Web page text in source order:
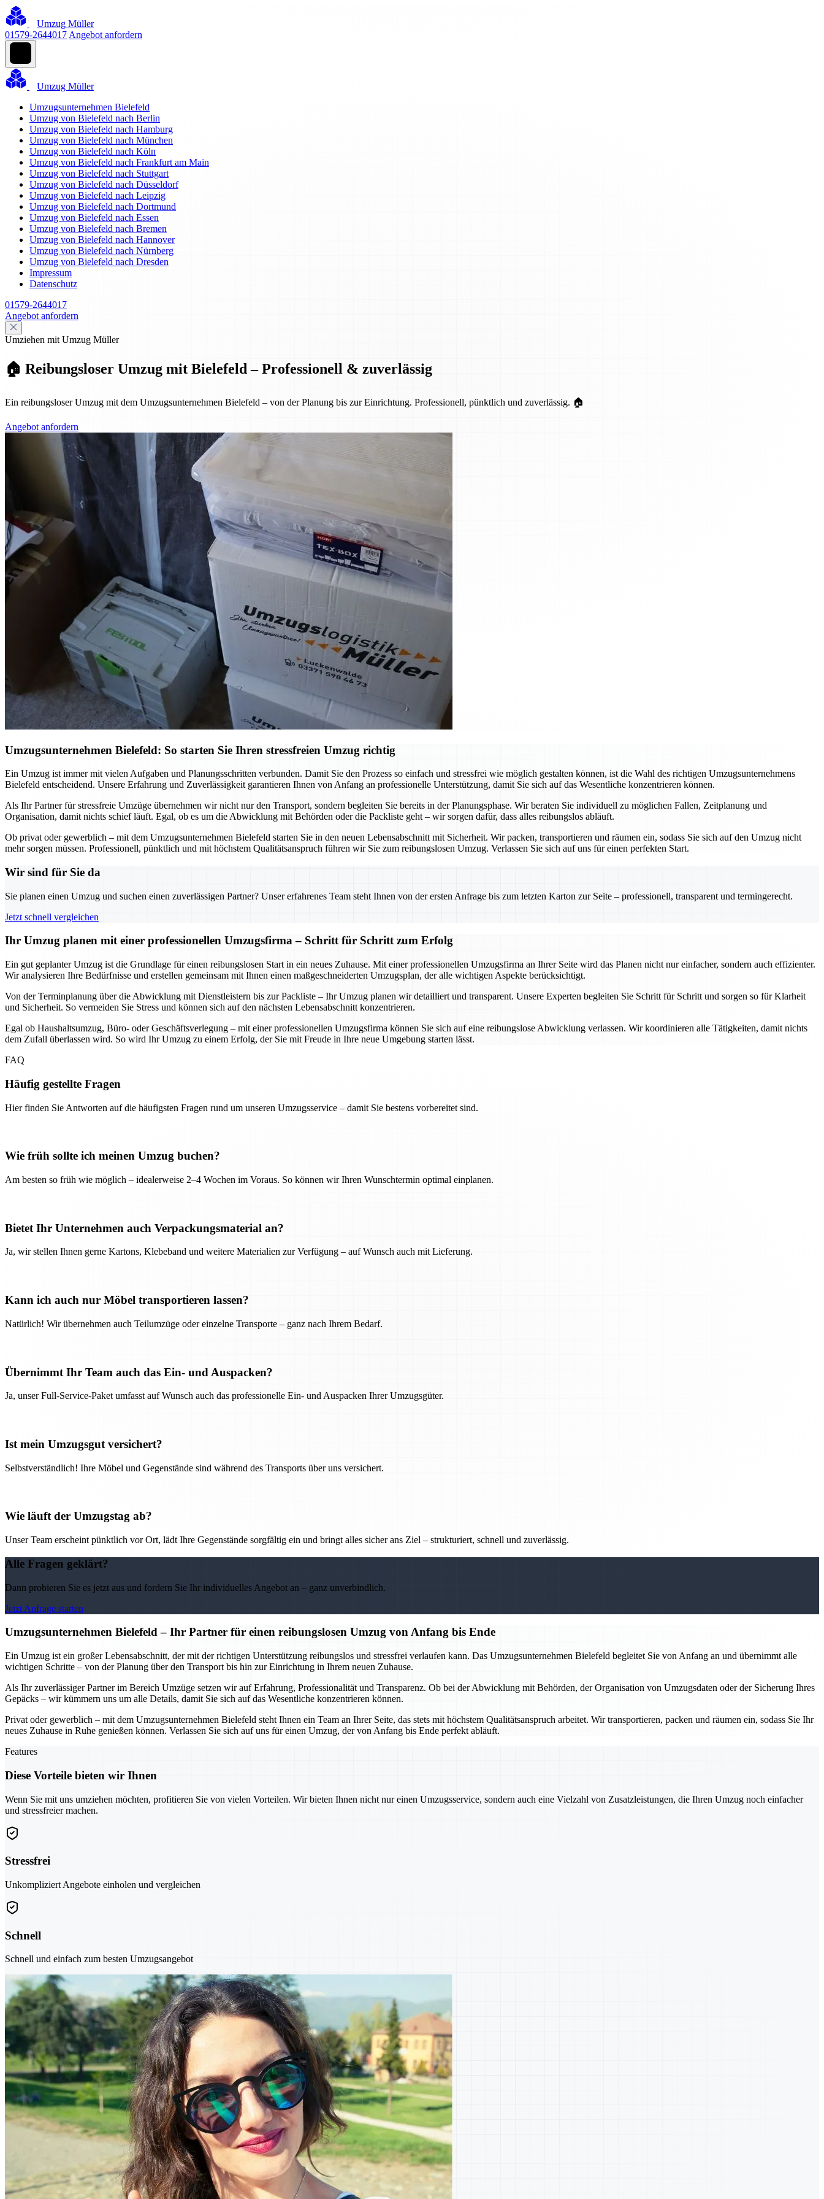
Umzug Müller
01579-2644017 Angebot anfordern
Umzug Müller
Umzugsunternehmen Bielefeld
Umzug von Bielefeld nach Berlin
Umzug von Bielefeld nach Hamburg
Umzug von Bielefeld nach München
Umzug von Bielefeld nach Köln
Umzug von Bielefeld nach Frankfurt am Main
Umzug von Bielefeld nach Stuttgart
Umzug von Bielefeld nach Düsseldorf
Umzug von Bielefeld nach Leipzig
Umzug von Bielefeld nach Dortmund
Umzug von Bielefeld nach Essen
Umzug von Bielefeld nach Bremen
Umzug von Bielefeld nach Hannover
Umzug von Bielefeld nach Nürnberg
Umzug von Bielefeld nach Dresden
Impressum
Datenschutz
01579-2644017
Angebot anfordern
Umziehen mit Umzug Müller
🏠 Reibungsloser Umzug mit Bielefeld – Professionell & zuverlässig
Ein reibungsloser Umzug mit dem Umzugsunternehmen Bielefeld – von der Planung bis zur Einrichtung. Professionell, pünktlich und zuverlässig. 🏠
Angebot anfordern
Umzugsunternehmen Bielefeld: So starten Sie Ihren stressfreien Umzug richtig
Ein Umzug ist immer mit vielen Aufgaben und Planungsschritten verbunden. Damit Sie den Prozess so einfach und stressfrei wie möglich gestalten können, ist die Wahl des richtigen Umzugsunternehmens
Bielefeld entscheidend. Unsere Erfahrung und Zuverlässigkeit garantieren Ihnen von Anfang an professionelle Unterstützung, damit Sie sich auf das Wesentliche konzentrieren können.
Als Ihr Partner für stressfreie Umzüge übernehmen wir nicht nur den Transport, sondern begleiten Sie bereits in der Planungsphase. Wir beraten Sie individuell zu möglichen Fallen, Zeitplanung und
Organisation, damit nichts schief läuft. Egal, ob es um die Abwicklung mit Behörden oder die Packliste geht – wir sorgen dafür, dass alles reibungslos abläuft.
Ob privat oder gewerblich – mit dem Umzugsunternehmen Bielefeld starten Sie in den neuen Lebensabschnitt mit Sicherheit. Wir packen, transportieren und räumen ein, sodass Sie sich auf den Umzug nicht
mehr sorgen müssen. Professionell, pünktlich und mit höchstem Qualitätsanspruch führen wir Sie zum reibungslosen Umzug. Verlassen Sie sich auf uns für einen perfekten Start.
Wir sind für Sie da
Sie planen einen Umzug und suchen einen zuverlässigen Partner? Unser erfahrenes Team steht Ihnen von der ersten Anfrage bis zum letzten Karton zur Seite – professionell, transparent und termingerecht.
Jetzt schnell vergleichen
Ihr Umzug planen mit einer professionellen Umzugsfirma – Schritt für Schritt zum Erfolg
Ein gut geplanter Umzug ist die Grundlage für einen reibungslosen Start in ein neues Zuhause. Mit einer professionellen Umzugsfirma an Ihrer Seite wird das Planen nicht nur einfacher, sondern auch effizienter.
Wir analysieren Ihre Bedürfnisse und erstellen gemeinsam mit Ihnen einen maßgeschneiderten Umzugsplan, der alle wichtigen Aspekte berücksichtigt.
Von der Terminplanung über die Abwicklung mit Dienstleistern bis zur Packliste – Ihr Umzug planen wir detailliert und transparent. Unsere Experten begleiten Sie Schritt für Schritt und sorgen so für Klarheit
und Sicherheit. So vermeiden Sie Stress und können sich auf den nächsten Lebensabschnitt konzentrieren.
Egal ob Haushaltsumzug, Büro- oder Geschäftsverlegung – mit einer professionellen Umzugsfirma können Sie sich auf eine reibungslose Abwicklung verlassen. Wir koordinieren alle Tätigkeiten, damit nichts
dem Zufall überlassen wird. So wird Ihr Umzug zu einem Erfolg, der Sie mit Freude in Ihre neue Umgebung starten lässt.
FAQ
Häufig gestellte Fragen
Hier finden Sie Antworten auf die häufigsten Fragen rund um unseren Umzugsservice – damit Sie bestens vorbereitet sind.
Wie früh sollte ich meinen Umzug buchen?
Am besten so früh wie möglich – idealerweise 2–4 Wochen im Voraus. So können wir Ihren Wunschtermin optimal einplanen.
Bietet Ihr Unternehmen auch Verpackungsmaterial an?
Ja, wir stellen Ihnen gerne Kartons, Klebeband und weitere Materialien zur Verfügung – auf Wunsch auch mit Lieferung.
Kann ich auch nur Möbel transportieren lassen?
Natürlich! Wir übernehmen auch Teilumzüge oder einzelne Transporte – ganz nach Ihrem Bedarf.
Übernimmt Ihr Team auch das Ein- und Auspacken?
Ja, unser Full-Service-Paket umfasst auf Wunsch auch das professionelle Ein- und Auspacken Ihrer Umzugsgüter.
Ist mein Umzugsgut versichert?
Selbstverständlich! Ihre Möbel und Gegenstände sind während des Transports über uns versichert.
Wie läuft der Umzugstag ab?
Unser Team erscheint pünktlich vor Ort, lädt Ihre Gegenstände sorgfältig ein und bringt alles sicher ans Ziel – strukturiert, schnell und zuverlässig.
Alle Fragen geklärt?
Dann probieren Sie es jetzt aus und fordern Sie Ihr individuelles Angebot an – ganz unverbindlich.
Jetzt Anfrage starten
Umzugsunternehmen Bielefeld – Ihr Partner für einen reibungslosen Umzug von Anfang bis Ende
Ein Umzug ist ein großer Lebensabschnitt, der mit der richtigen Unterstützung reibungslos und stressfrei verlaufen kann. Das Umzugsunternehmen Bielefeld begleitet Sie von Anfang an und übernimmt alle
wichtigen Schritte – von der Planung über den Transport bis hin zur Einrichtung in Ihrem neuen Zuhause.
Als Ihr zuverlässiger Partner im Bereich Umzüge setzen wir auf Erfahrung, Professionalität und Transparenz. Ob bei der Abwicklung mit Behörden, der Organisation von Umzugsdaten oder der Sicherung Ihres
Gepäcks – wir kümmern uns um alle Details, damit Sie sich auf das Wesentliche konzentrieren können.
Privat oder gewerblich – mit dem Umzugsunternehmen Bielefeld steht Ihnen ein Team an Ihrer Seite, das stets mit höchstem Qualitätsanspruch arbeitet. Wir transportieren, packen und räumen ein, sodass Sie Ihr
neues Zuhause in Ruhe genießen können. Verlassen Sie sich auf uns für einen Umzug, der von Anfang bis Ende perfekt abläuft.
Features
Diese Vorteile bieten wir Ihnen
Wenn Sie mit uns umziehen möchten, profitieren Sie von vielen Vorteilen. Wir bieten Ihnen nicht nur einen Umzugsservice, sondern auch eine Vielzahl von Zusatzleistungen, die Ihren Umzug noch einfacher
und stressfreier machen.
Stressfrei
Unkompliziert Angebote einholen und vergleichen
Schnell
Schnell und einfach zum besten Umzugsangebot